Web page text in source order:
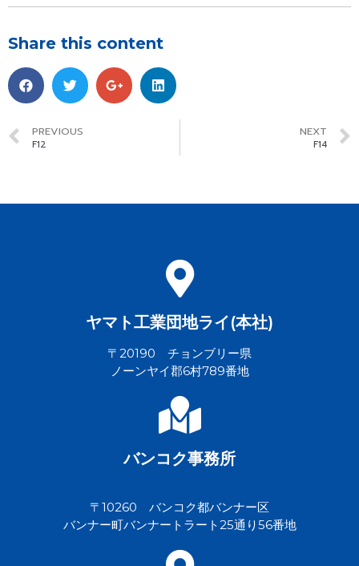
Share this content
PREVIOUS
F12
NEXT
F14
ヤマト工業団地ライ(本社)
〒20190 チョンブリー県
ノーンヤイ郡6村789番地
バンコク事務所
〒10260 バンコク都バンナー区
バンナー町バンナートラート25通り56番地